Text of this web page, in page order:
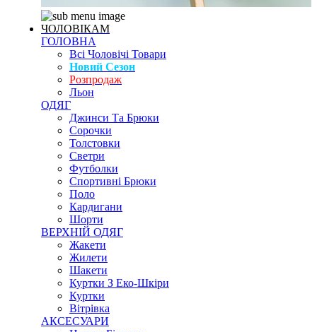
ЧОЛОВІКАМ
ГОЛОВНА
Всі Чоловічі Товари
Новий Сезон
Розпродаж
Льон
ОДЯГ
Джинси Та Брюки
Сорочки
Толстовки
Светри
Футболки
Спортивні Брюки
Поло
Кардигани
Шорти
ВЕРХНІЙ ОДЯГ
Жакети
Жилети
Шакети
Куртки З Еко-Шкіри
Куртки
Вітрівка
АКСЕСУАРИ